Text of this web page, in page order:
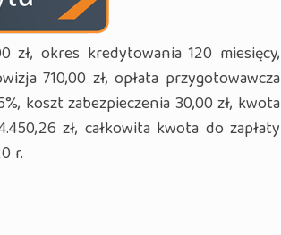
zł, okres kredytowania 120 miesięcy,
710,00 zł, opłata przygotowawcza
koszt zabezpieczenia 30,00 zł, kwota
zł, całkowita kwota do zapłaty
r.